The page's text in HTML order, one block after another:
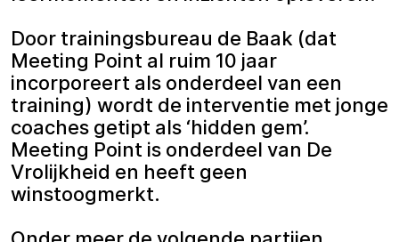
Door trainingsbureau de Baak (dat
Meeting Point al ruim 10 jaar
incorporeert als onderdeel van een
training) wordt de interventie met jonge
coaches getipt als ‘hidden gem’.
Meeting Point is onderdeel van De
Vrolijkheid en heeft geen
winstoogmerkt.